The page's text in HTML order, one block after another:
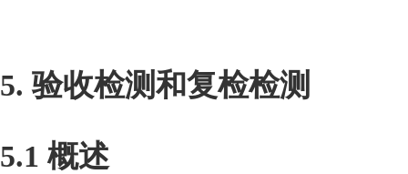
5. 验收检测和复检检测
5.1 概述